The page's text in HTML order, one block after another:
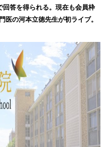
答を得られる。現在も会員枠
医の河本立徳先生が初ライブ。